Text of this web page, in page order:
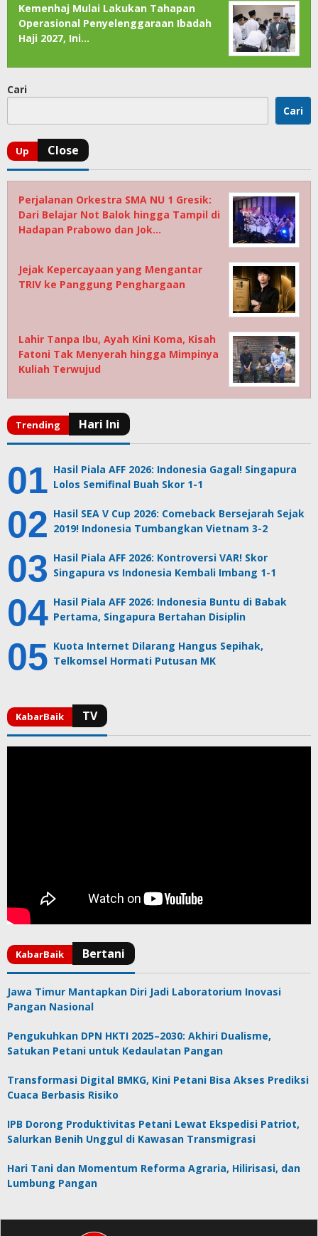
Kemenhaj Mulai Lakukan Tahapan
Operasional Penyelenggaraan Ibadah
Haji 2027, Ini…
Cari
Cari
Perjalanan Orkestra SMA NU 1 Gresik:
Dari Belajar Not Balok hingga Tampil di
Hadapan Prabowo dan Jok…
Jejak Kepercayaan yang Mengantar
TRIV ke Panggung Penghargaan
Lahir Tanpa Ibu, Ayah Kini Koma, Kisah
Fatoni Tak Menyerah hingga Mimpinya
Kuliah Terwujud
Hasil Piala AFF 2026: Indonesia Gagal! Singapura
Lolos Semifinal Buah Skor 1-1
Hasil SEA V Cup 2026: Comeback Bersejarah Sejak
2019! Indonesia Tumbangkan Vietnam 3-2
Hasil Piala AFF 2026: Kontroversi VAR! Skor
Singapura vs Indonesia Kembali Imbang 1-1
Hasil Piala AFF 2026: Indonesia Buntu di Babak
Pertama, Singapura Bertahan Disiplin
Kuota Internet Dilarang Hangus Sepihak,
Telkomsel Hormati Putusan MK
Jawa Timur Mantapkan Diri Jadi Laboratorium Inovasi
Pangan Nasional
Pengukuhkan DPN HKTI 2025–2030: Akhiri Dualisme,
Satukan Petani untuk Kedaulatan Pangan
Transformasi Digital BMKG, Kini Petani Bisa Akses Prediksi
Cuaca Berbasis Risiko
IPB Dorong Produktivitas Petani Lewat Ekspedisi Patriot,
Salurkan Benih Unggul di Kawasan Transmigrasi
Hari Tani dan Momentum Reforma Agraria, Hilirisasi, dan
Lumbung Pangan